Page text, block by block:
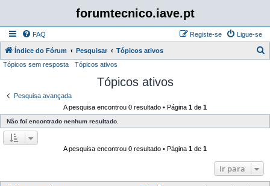
forumtecnico.iave.pt
FAQ Ligue-se
Registe-se
Índice do Fórum Pesquisar Tópicos ativos
Tópicos sem resposta Tópicos ativos
Tópicos ativos
Pesquisa avançada
A pesquisa encontrou 0 resultado • Página 1 de 1
Não foi encontrado nenhum resultado.
A pesquisa encontrou 0 resultado • Página 1 de 1
Ir para